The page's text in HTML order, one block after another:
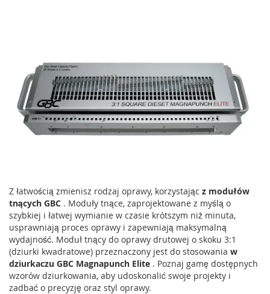
Z łatwością zmienisz rodzaj oprawy, korzystając z modułów
tnących GBC . Moduły tnące, zaprojektowane z myślą o
szybkiej i łatwej wymianie w czasie krótszym niż minuta,
usprawniają proces oprawy i zapewniają maksymalną
wydajność. Moduł tnący do oprawy drutowej o skoku 3:1
(dziurki kwadratowe) przeznaczony jest do stosowania w
dziurkaczu GBC Magnapunch Elite . Poznaj gamę dostępnych
wzorów dziurkowania, aby udoskonalić swoje projekty i
zadbać o precyzję oraz styl oprawy.